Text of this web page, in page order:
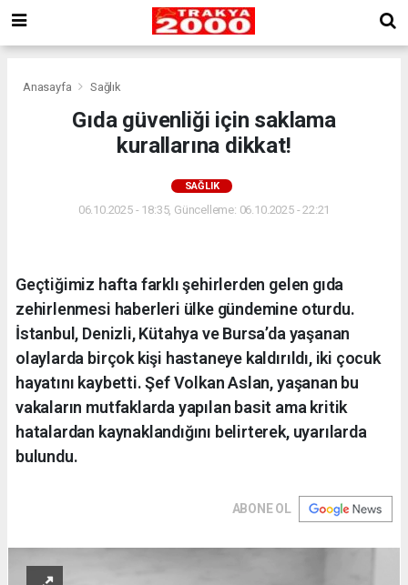
Anasayfa Sağlık
Gıda güvenliği için saklama
kurallarına dikkat!
SAĞLIK
06.10.2025 - 18:35, Güncelleme: 06.10.2025 - 22:21
Geçtiğimiz hafta farklı şehirlerden gelen gıda
zehirlenmesi haberleri ülke gündemine oturdu.
İstanbul, Denizli, Kütahya ve Bursa’da yaşanan
olaylarda birçok kişi hastaneye kaldırıldı, iki çocuk
hayatını kaybetti. Şef Volkan Aslan, yaşanan bu
vakaların mutfaklarda yapılan basit ama kritik
hatalardan kaynaklandığını belirterek, uyarılarda
bulundu.
ABONE OL